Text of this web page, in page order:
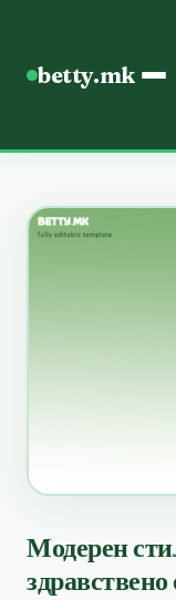
betty.mk
Модерен